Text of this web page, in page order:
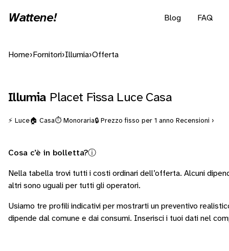
Wattene! Blog FAQ
Home› Fornitori›Illumia›Offerta
Illumia Placet Fissa Luce Casa
⚡ Luce🏠 Casa⏱️ Monoraria🔒 Prezzo fisso per 1 anno Recensioni ›
Cosa c’è in bolletta?ⓘ
Nella tabella trovi tutti i costi ordinari dell’offerta. Alcuni
altri sono uguali per tutti gli operatori.
Usiamo tre profili indicativi per mostrarti un preventivo
dipende dal comune e dai consumi. Inserisci i tuoi dati nel